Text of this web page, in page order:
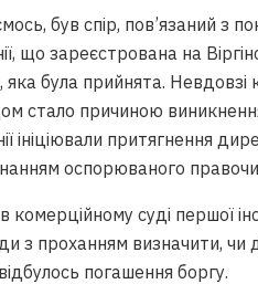
був спір, пов’язаний з
що зареєстрована на
була прийнята. Невдовзі
стало причиною
ініціювали притягнення
оспорюваного
комерційному суді першої
з проханням визначити, чи
погашення боргу.